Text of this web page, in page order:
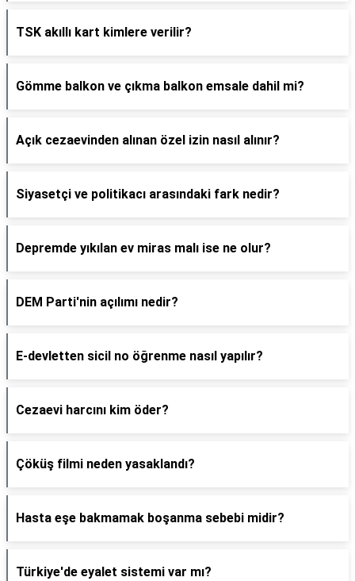
TSK akıllı kart kimlere verilir?
Gömme balkon ve çıkma balkon emsale dahil mi?
Açık cezaevinden alınan özel izin nasıl alınır?
Siyasetçi ve politikacı arasındaki fark nedir?
Depremde yıkılan ev miras malı ise ne olur?
DEM Parti'nin açılımı nedir?
E-devletten sicil no öğrenme nasıl yapılır?
Cezaevi harcını kim öder?
Çöküş filmi neden yasaklandı?
Hasta eşe bakmamak boşanma sebebi midir?
Türkiye'de eyalet sistemi var mı?